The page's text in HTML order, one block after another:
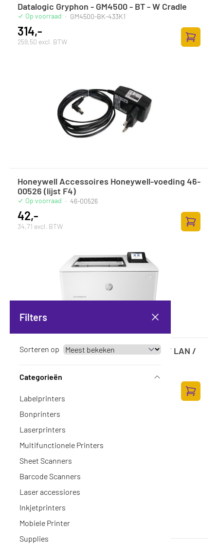
Filters
Sorteren op
Categorieën
Labelprinters
Bonprinters
Laserprinters
Multifunctionele Printers
Sheet Scanners
Barcode Scanners
Laser accessiores
Inkjetprinters
Mobiele Printer
Supplies
Datalogic Gryphon - GM4500 - BT - W Cradle
Op voorraad · GM4500-BK-433K1
314,-
259,50 excl. BTW
Honeywell Accessoires Honeywell-voeding 46-
00526 (lijst F4)
Op voorraad · 46-00526
42,-
34,71 excl. BTW
HP LaserJet Enterprise M507dn MONO / LAN /
603,-
498,35 excl. BTW